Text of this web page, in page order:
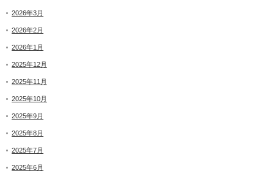
2026年3月
2026年2月
2026年1月
2025年12月
2025年11月
2025年10月
2025年9月
2025年8月
2025年7月
2025年6月